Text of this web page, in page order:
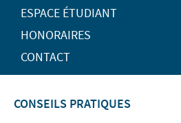
ESPACE ÉTUDIANT
HONORAIRES
CONTACT
CONSEILS PRATIQUES